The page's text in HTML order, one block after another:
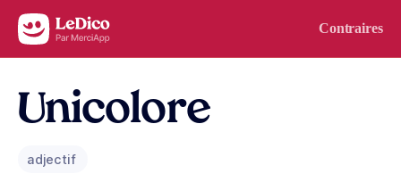
Aller au contenu Contraires
Unicolore
adjectif